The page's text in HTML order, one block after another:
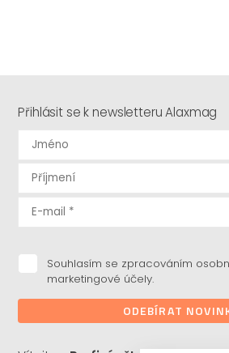
Přihlásit se k newsletteru Alaxmag
Souhlasím se zpracováním
marketingové účely.
ODEBÍRAT